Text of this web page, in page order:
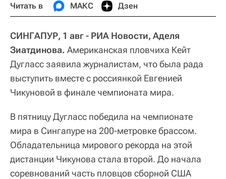
Читать в МАКС Дзен
СИНГАПУР, 1 авг - РИА Новости, Аделя
Зиатдинова. Американская пловчиха Кейт
Дугласс заявила журналистам, что была рада
выступить вместе с россиянкой Евгенией
Чикуновой в финале чемпионата мира.
В пятницу Дугласс победила на чемпионате
мира в Сингапуре на 200-метровке брассом.
Обладательница мирового рекорда на этой
дистанции Чикунова стала второй. До начала
соревнований часть пловцов сборной США